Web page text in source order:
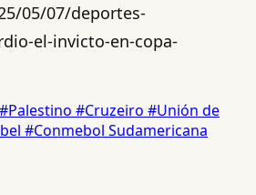
05/07/deportes-
el-invicto-en-copa-
#Palestino #Cruzeiro #Unión de
#Conmebol Sudamericana